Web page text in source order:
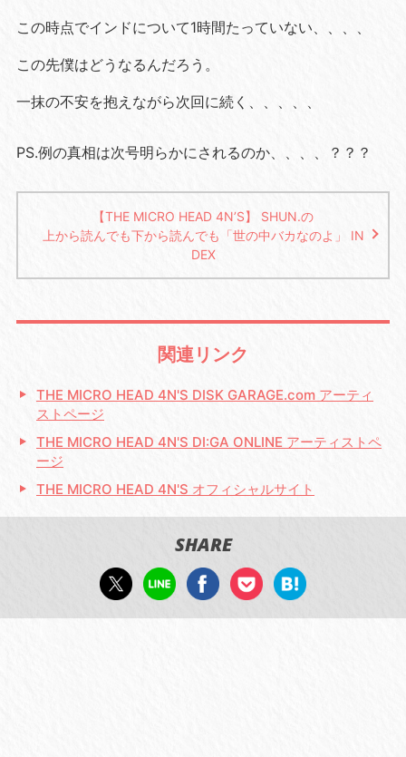
この時点でインドについて1時間たっていない、、、、
この先僕はどうなるんだろう。
一抹の不安を抱えながら次回に続く、、、、、
PS.例の真相は次号明らかにされるのか、、、、？？？
【THE MICRO HEAD 4N’S】 SHUN.の
上から読んでも下から読んでも「世の中バカなのよ」 IN
DEX
関連リンク
THE MICRO HEAD 4N'S DISK GARAGE.com アーティ
ストページ
THE MICRO HEAD 4N'S DI:GA ONLINE アーティストペ
ージ
THE MICRO HEAD 4N'S オフィシャルサイト
SHARE